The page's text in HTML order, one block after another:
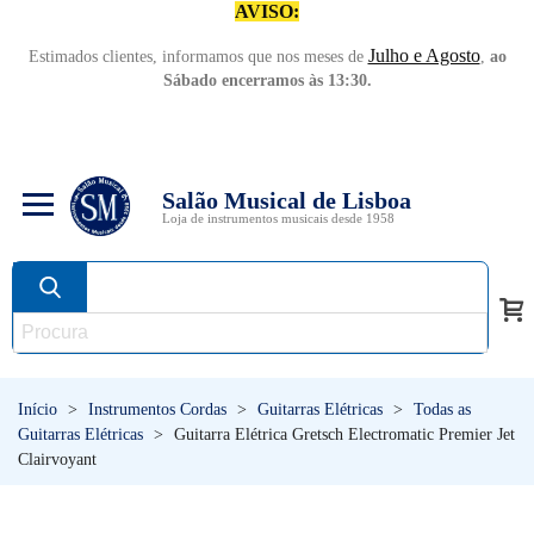
AVISO:
Estimados clientes, informamos que nos meses de Julho e Agosto, ao
Sábado encerramos às 13:30.
Salão Musical de Lisboa
Loja de instrumentos musicais desde 1958
Início > Instrumentos Cordas > Guitarras Elétricas >
Todas as
Guitarras Elétricas >
Guitarra Elétrica Gretsch Electromatic Premier Jet
Clairvoyant